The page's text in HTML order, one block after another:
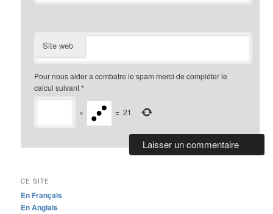
Site web
Pour nous aider a combatre le spam merci de compléter le
calcul suivant*
× = 21
CE SITE
En Français
En Anglais